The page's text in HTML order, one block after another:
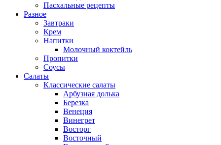
Пасхальные рецепты
Разное
Завтраки
Крем
Напитки
Молочный коктейль
Пропитки
Соусы
Салаты
Классические салаты
Арбузная долька
Березка
Венеция
Винегрет
Восторг
Восточный